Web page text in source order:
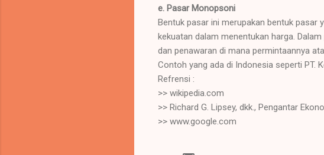
e. Pasar Monopsoni
Bentuk pasar ini merupakan bentuk pasar
kekuatan dalam menentukan harga.
dan penawaran di mana permintaannya
Contoh yang ada di Indonesia seperti PT.
Refrensi :
>> wikipedia.com
>> Richard G. Lipsey, dkk., Pengantar
>> www.google.com